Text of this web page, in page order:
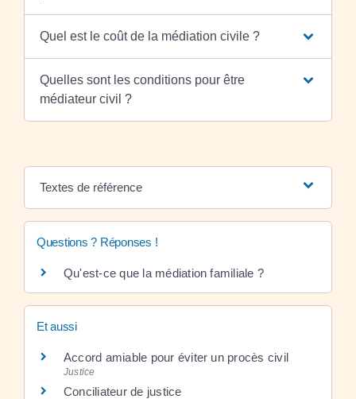
Quel est le coût de la médiation civile ?
Quelles sont les conditions pour être
médiateur civil ?
Textes de référence
Questions ? Réponses !
Qu'est-ce que la médiation familiale ?
Et aussi
Accord amiable pour éviter un procès civil
Justice
Conciliateur de justice